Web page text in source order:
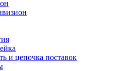
и цепочка поставок